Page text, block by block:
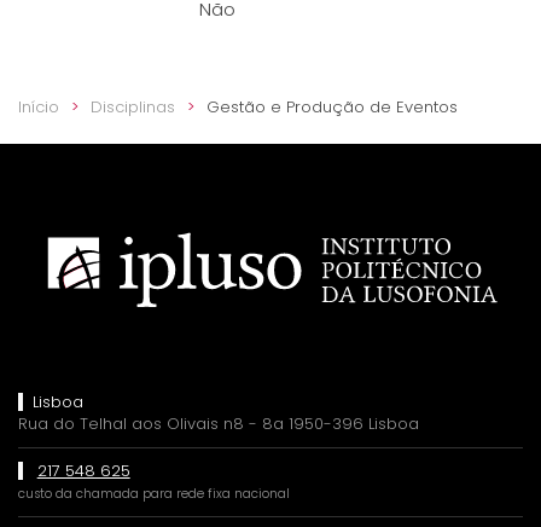
Não
Início Disciplinas Gestão e Produção de Eventos
Lisboa
Rua do Telhal aos Olivais n8 - 8a 1950-396 Lisboa
217 548 625
custo da chamada para rede fixa nacional